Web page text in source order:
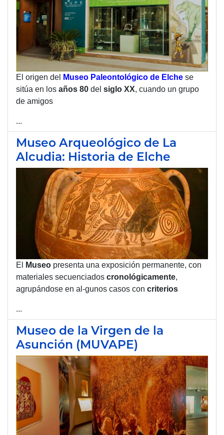
El origen del Museo Paleontológico de Elche se
sitúa en los años 80 del siglo XX, cuando un grupo
de amigos
...
Museo Arqueológico de La
Alcudia: Historia de Elche
El Museo presenta una exposición permanente, con
materiales secuenciados cronológicamente,
agrupándose en al-gunos casos con criterios
...
Museo de la Virgen de la
Asunción (MUVAPE)